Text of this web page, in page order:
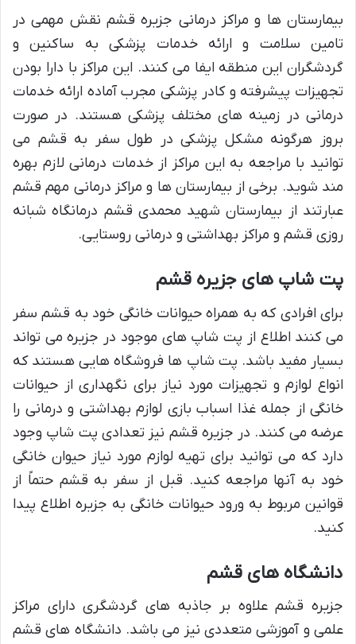
بیمارستان ها و مراکز درمانی جزیره قشم نقش مهمی در
تامین سلامت و ارائه خدمات پزشکی به ساکنین و
گردشگران این منطقه ایفا می کنند. این مراکز با دارا بودن
تجهیزات پیشرفته و کادر پزشکی مجرب آماده ارائه خدمات
درمانی در زمینه های مختلف پزشکی هستند. در صورت
بروز هرگونه مشکل پزشکی در طول سفر به قشم می
توانید با مراجعه به این مراکز از خدمات درمانی لازم بهره
مند شوید. برخی از بیمارستان ها و مراکز درمانی مهم قشم
عبارتند از بیمارستان شهید محمدی قشم درمانگاه شبانه
روزی قشم و مراکز بهداشتی و درمانی روستایی.
پت شاپ های جزیره قشم
برای افرادی که به همراه حیوانات خانگی خود به قشم سفر
می کنند اطلاع از پت شاپ های موجود در جزیره می تواند
بسیار مفید باشد. پت شاپ ها فروشگاه هایی هستند که
انواع لوازم و تجهیزات مورد نیاز برای نگهداری از حیوانات
خانگی از جمله غذا اسباب بازی لوازم بهداشتی و درمانی را
عرضه می کنند. در جزیره قشم نیز تعدادی پت شاپ وجود
دارد که می توانید برای تهیه لوازم مورد نیاز حیوان خانگی
خود به آنها مراجعه کنید. قبل از سفر به قشم حتماً از
قوانین مربوط به ورود حیوانات خانگی به جزیره اطلاع پیدا
کنید.
دانشگاه های قشم
جزیره قشم علاوه بر جاذبه های گردشگری دارای مراکز
علمی و آموزشی متعددی نیز می باشد. دانشگاه های قشم